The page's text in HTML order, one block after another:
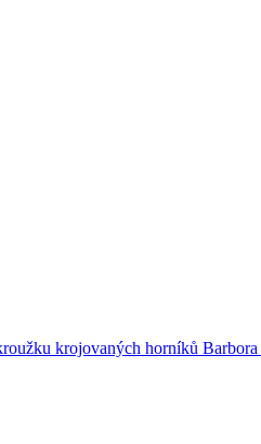
krojovaných horníků Barbora